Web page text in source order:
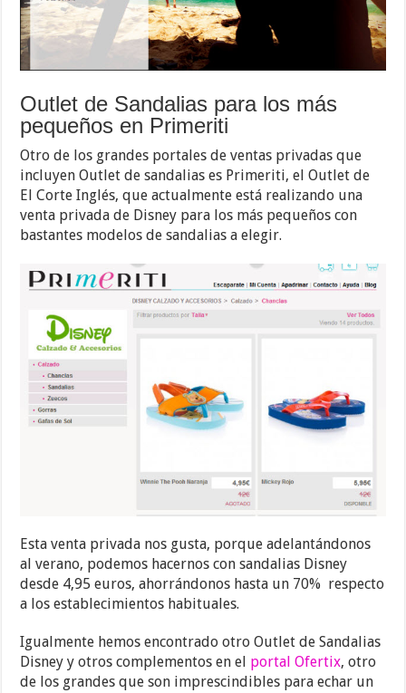
Outlet de Sandalias para los más
pequeños en Primeriti
Otro de los grandes portales de ventas privadas que
incluyen Outlet de sandalias es Primeriti, el Outlet de
El Corte Inglés, que actualmente está realizando una
venta privada de Disney para los más pequeños con
bastantes modelos de sandalias a elegir.
Esta venta privada nos gusta, porque adelantándonos
al verano, podemos hacernos con sandalias Disney
desde 4,95 euros, ahorrándonos hasta un 70% respecto
a los establecimientos habituales.
Igualmente hemos encontrado otro Outlet de Sandalias
Disney y otros complementos en el portal Ofertix, otro
de los grandes que son imprescindibles para echar un